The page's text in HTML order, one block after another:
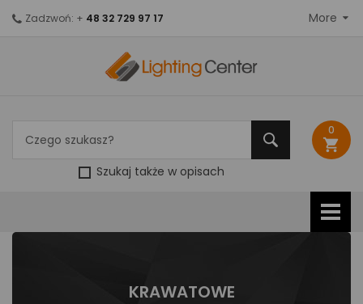
Szukaj także w opisach
0
shopping_cart
Zadzwoń: + 48 32 729 97 17 More
KRAWATOWE